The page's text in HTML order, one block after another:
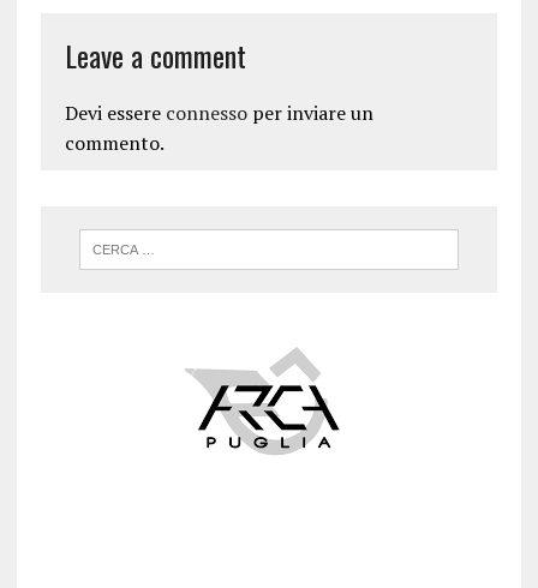
Leave a comment
Devi essere connessoper inviare un
commento.